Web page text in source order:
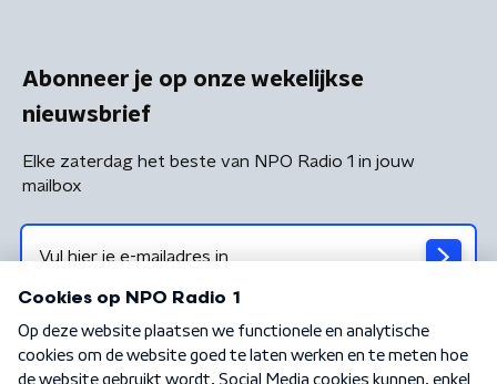
Abonneer je op onze wekelijkse
nieuwsbrief
Elke zaterdag het beste van NPO Radio 1 in jouw
mailbox